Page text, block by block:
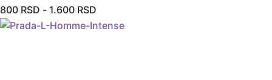
800 RSD - 1.600 RSD